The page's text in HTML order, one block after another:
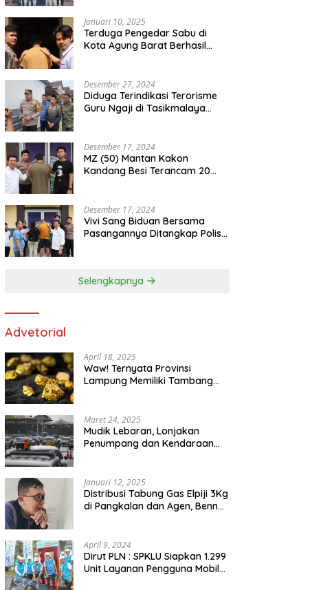
Januari 10, 2025
Terduga Pengedar Sabu di
Kota Agung Barat Berhasil
Desember 27, 2024
Diduga Terindikasi Terorisme
Guru Ngaji di Tasikmalaya
Desember 17, 2024
MZ (50) Mantan Kakon
Kandang Besi Terancam 20
Desember 17, 2024
Vivi Sang Biduan Bersama
Pasangannya Ditangkap Polisi
Selengkapnya
Advetorial
April 18, 2025
Waw! Ternyata Provinsi
Lampung Memiliki Tambang
Maret 24, 2025
Mudik Lebaran, Lonjakan
Penumpang dan Kendaraan
Januari 12, 2025
Distribusi Tabung Gas Elpiji 3Kg
di Pangkalan dan Agen, Benny
Dalam Pengawasan
April 9, 2024
Dirut PLN : SPKLU Siapkan 1.299
Unit Layanan Pengguna Mobil